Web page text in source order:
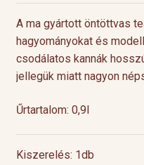
A ma gyártott öntöttvas
hagyományokat és
csodálatos kannák
jellegük miatt nagyon
Űrtartalom: 0,9l
Kiszerelés: 1db